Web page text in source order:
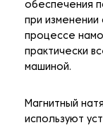
обеспечения
при
процессе
практически
машиной.
Магнитный
используют